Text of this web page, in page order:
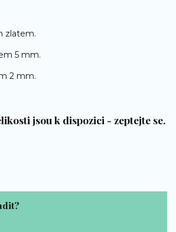
zlatem.
5 mm.
2 mm.
jsou k dispozici - zeptejte se.